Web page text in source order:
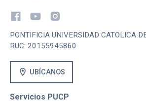
PONTIFICIA UNIVERSIDAD CATOLICA
RUC: 20155945860
location_on UBÍCANOS
Servicios PUCP